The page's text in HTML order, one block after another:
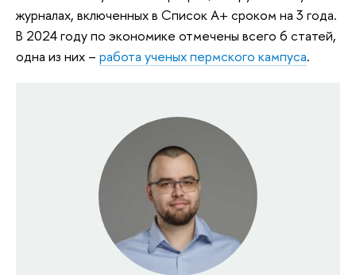
журналах, включенных в Список А+ сроком на 3 года.
В 2024 году по экономике отмечены всего 6 статей,
одна из них – работа ученых пермского кампуса.